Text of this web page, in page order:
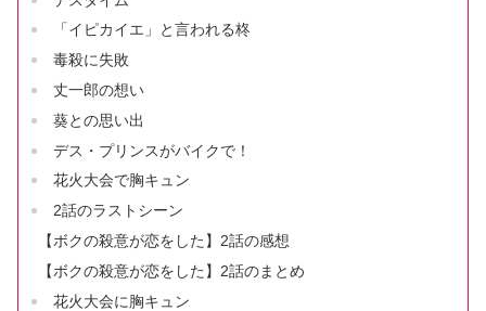
「イピカイエ」と言われる柊
毒殺に失敗
丈一郎の想い
葵との思い出
デス・プリンスがバイクで！
花火大会で胸キュン
2話のラストシーン
【ボクの殺意が恋をした】2話の感想
【ボクの殺意が恋をした】2話のまとめ
花火大会に胸キュン